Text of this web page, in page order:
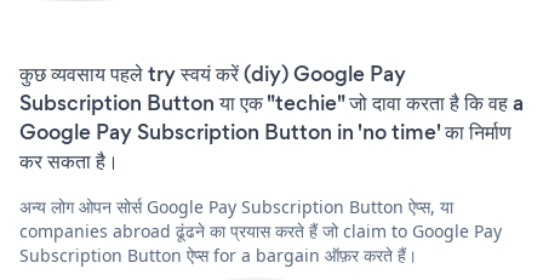
कुछ व्यवसाय पहले try स्वयं करें (diy) Google Pay
Subscription Button या एक "techie" जो दावा करता है कि वह a
Google Pay Subscription Button in 'no time' का निर्माण
कर सकता है।
अन्य लोग ओपन सोर्स Google Pay Subscription Button ऐप्स, या
companies abroad ढूंढने का प्रयास करते हैं जो claim to Google Pay
Subscription Button ऐप्स for a bargain ऑफ़र करते हैं।